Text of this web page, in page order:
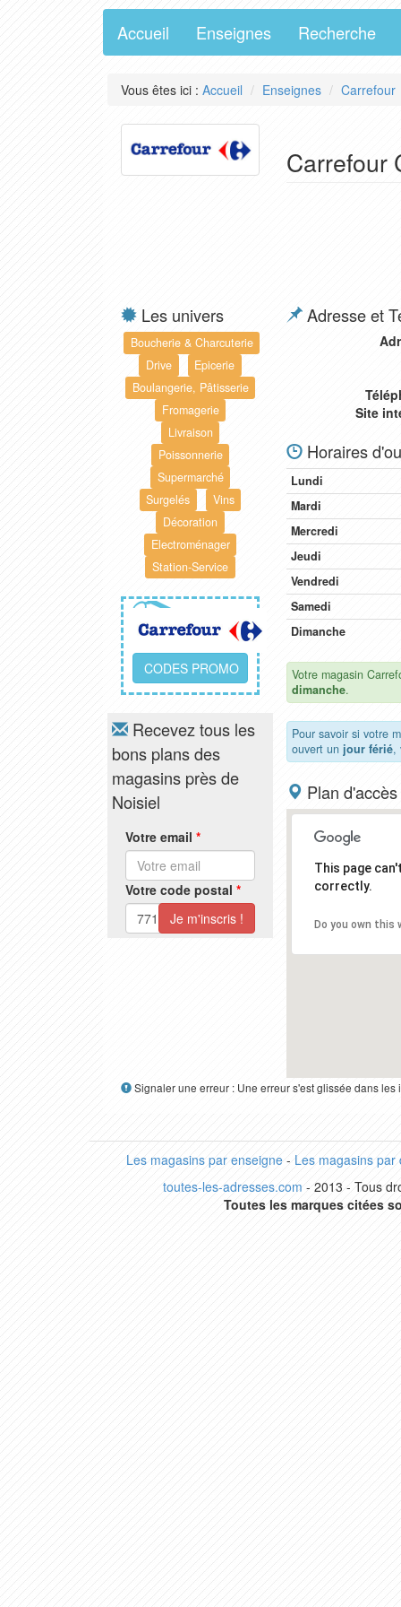
Accueil Enseignes Recherche
Vous êtes ici : Accueil Enseignes Carrefour
Carrefour
Les univers
Boucherie & Charcuterie
Drive
Epicerie
Boulangerie, Pâtisserie
Fromagerie
Livraison
Poissonnerie
Supermarché
Surgelés
Vins
Décoration
Electroménager
Station-Service
CODES PROMO
Recevez tous les
bons plans des
magasins près de
Noisiel
Votre email *
Votre code postal *
Adresse et
Site
Horaires
Lundi
Mardi
Mercredi
Jeudi
Vendredi
Samedi
Dimanche
Votre magasin
dimanche.
Pour savoir si votre
ouvert un jour férié,
Plan d'accès
This page
correctly.
Do you own this
Signaler une erreur : Une erreur s'est glissée dans
Les magasins par enseigne- Les magasins par
toutes-les-adresses.com - 2013 - Tous
Toutes les marques citées